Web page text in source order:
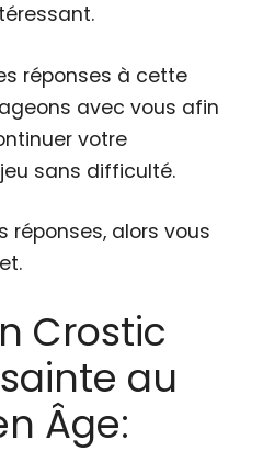
réponses à cette
avec vous afin
votre
sans difficulté.
réponses, alors vous
Crostic
au
Âge: